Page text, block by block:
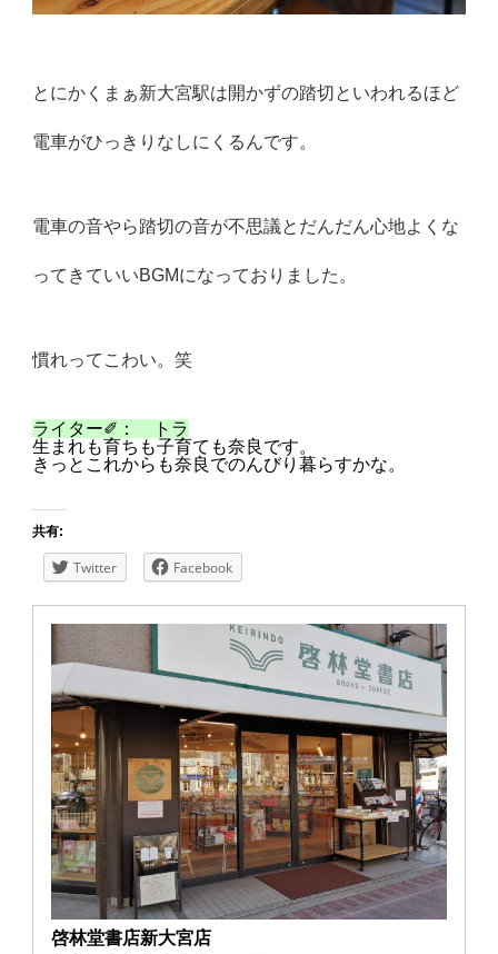
とにかくまぁ新大宮駅は開かずの踏切といわれるほど
電車がひっき りなしにくるんです。
電車の音やら踏切の音が不思議とだんだん心地よくな
ってきていいBGMになっておりました。
慣れってこわい。笑
ライター✐： トラ
生まれも育ちも子育ても奈良です。
きっとこれからも奈良でのんびり暮らすかな。
共有:
Twitter Facebook
啓林堂書店新大宮店